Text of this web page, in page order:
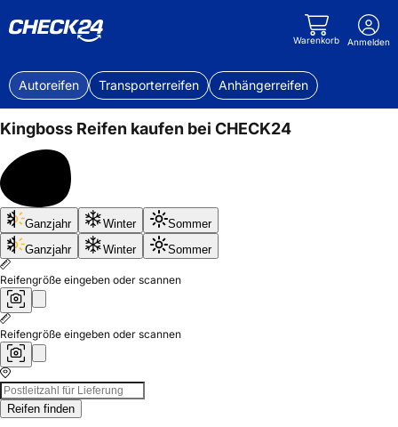
Warenkorb Anmelden
Autoreifen Transporterreifen Anhängerreifen
Kingboss Reifen kaufen bei CHECK24
Bis
50%
sparen
Ganzjahr Winter
Sommer
Ganzjahr
Winter Sommer
Reifengröße eingeben oder scannen
Reifengröße eingeben oder scannen
Reifen finden